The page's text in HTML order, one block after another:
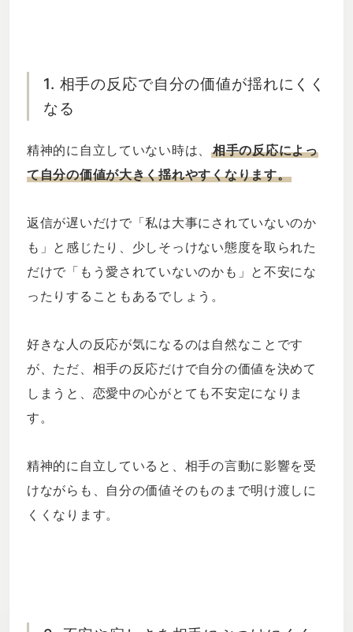
1. 相手の反応で自分の価値が揺れにくく
なる
精神的に自立していない時は、相手の反応によっ
て自分の価値が大きく揺れやすくなります。
返信が遅いだけで「私は大事にされていないのか
も」と感じたり、少しそっけない態度を取られた
だけで「もう愛されていないのかも」と不安にな
ったりすることもあるでしょう。
好きな人の反応が気になるのは自然なことです
が、ただ、相手の反応だけで自分の価値を決めて
しまうと、恋愛中の心がとても不安定になりま
す。
精神的に自立していると、相手の言動に影響を受
けながらも、自分の価値そのものまで明け渡しに
くくなります。